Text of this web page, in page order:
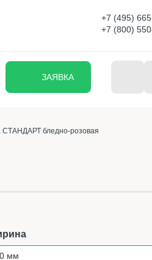
+7 (495)
+7 (800)
ЗАЯВКА
СТАНДАРТ бледно-розовая